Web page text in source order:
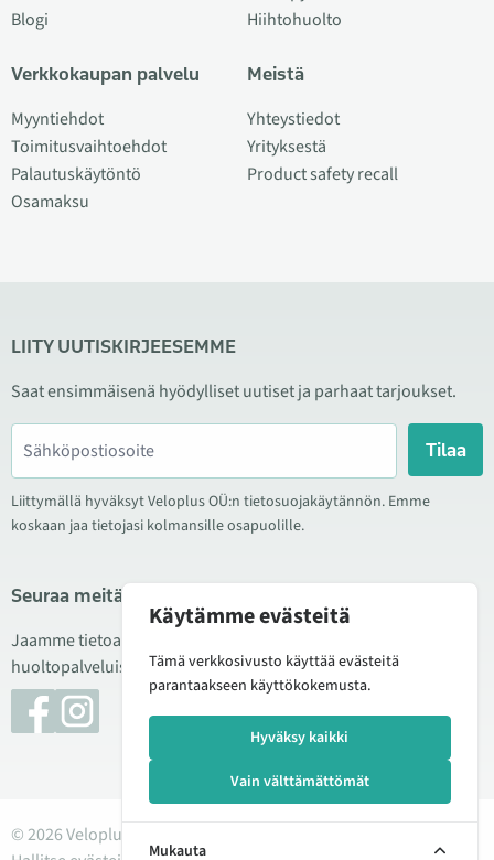
Blogi
Verkkokaupan palvelu
Myyntiehdot
Toimitusvaihtoehdot
Palautuskäytöntö
Osamaksu
Hiihtohuolto
Meistä
Yhteystiedot
Yrityksestä
Product safety recall
LIITY UUTISKIRJEESEMME
Saat ensimmäisenä hyödylliset uutiset ja parhaat tarjoukset.
Tilaa
Liittymällä hyväksyt Veloplus OÜ:n tietosuojakäytännön. Emme
koskaan jaa tietojasi kolmansille osapuolille.
Seuraa meitä sosiaalisessa mediassa
Jaamme tietoa hyvistä tarjouksista, uusista tuotteista ja
huoltopalveluista. Joskus julkaisemme myös tuote-esittelyjä.
© 2026 Veloplus OÜ. Kaikki oikeudet pidätetään
Käytämme evästeitä
Tämä verkkosivusto käyttää evästeitä
parantaakseen käyttökokemusta.
Hyväksy kaikki
Vain välttämättömät
Mukauta